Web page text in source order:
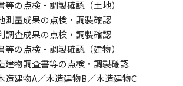
等の点検・調製確認（土地）
測量成果の点検・調製確認
調査成果の点検・調製確認
等の点検・調製確認（建物）
建物調査書等の点検・調製確認
造建物A／木造建物B／木造建物C